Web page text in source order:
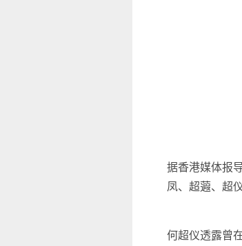
据香港媒体报
凤、超蕸、超
何超仪透露曾